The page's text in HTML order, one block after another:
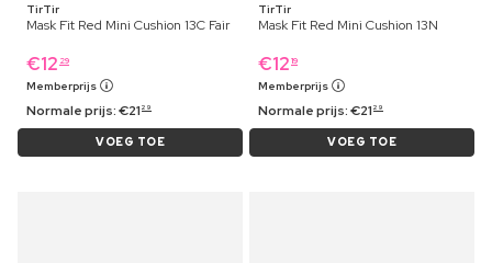
TirTir
Mask Fit Red Mini Cushion 13C Fair
€12 29
Memberprijs
Normale prijs:€21 29
VOEG TOE
TirTir
Mask Fit Red Mini Cushion 13N
€12 19
Memberprijs
Normale prijs:€21 29
VOEG TOE